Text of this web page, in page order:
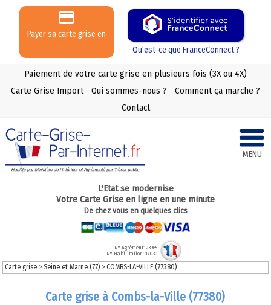
Payer sa carte grise en
Qu’est-ce que FranceConnect ?
Paiement de votre carte grise en plusieurs fois (3X ou 4X)
Carte Grise Import
Qui sommes-nous ?
Comment ça marche ?
Contact
MENU
L'Etat se modernise
Votre Carte Grise en ligne en une minute
De chez vous en quelques clics
N° Agrément: 23965
N° Habilitation: 17030
Carte grise >Seine et Marne (77)>COMBS-LA-VILLE (77380)
Carte grise à Combs-la-Ville (77380)